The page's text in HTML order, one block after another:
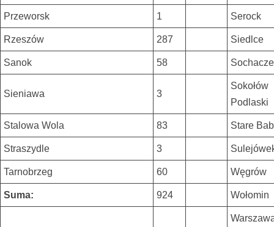
Przeworsk 1 Serock
Rzeszów 287 Siedlce
Sanok 58
Sieniawa 3
Sokołów
Podlaski
Stalowa Wola 83 Stare
Straszydle 3
Tarnobrzeg 60 Węgrów
Suma: 924 Wołomin